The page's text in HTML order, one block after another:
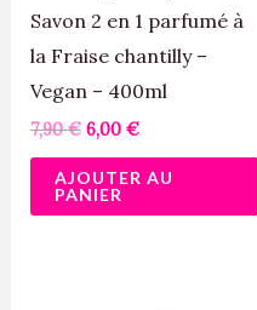
Savon 2 en 1 parfumé à
la Fraise chantilly –
Vegan – 400ml
7,90€ 6,00 €
AJOUTER AU
PANIER